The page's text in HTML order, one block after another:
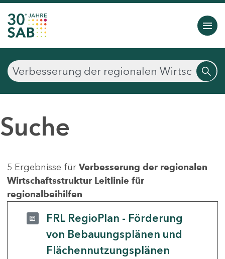
Suche
5 Ergebnisse für Verbesserung der regionalen
Wirtschaftsstruktur Leitlinie für
regionalbeihilfen
FRL RegioPlan - Förderung
von Bebauungsplänen und
Flächennutzungsplänen